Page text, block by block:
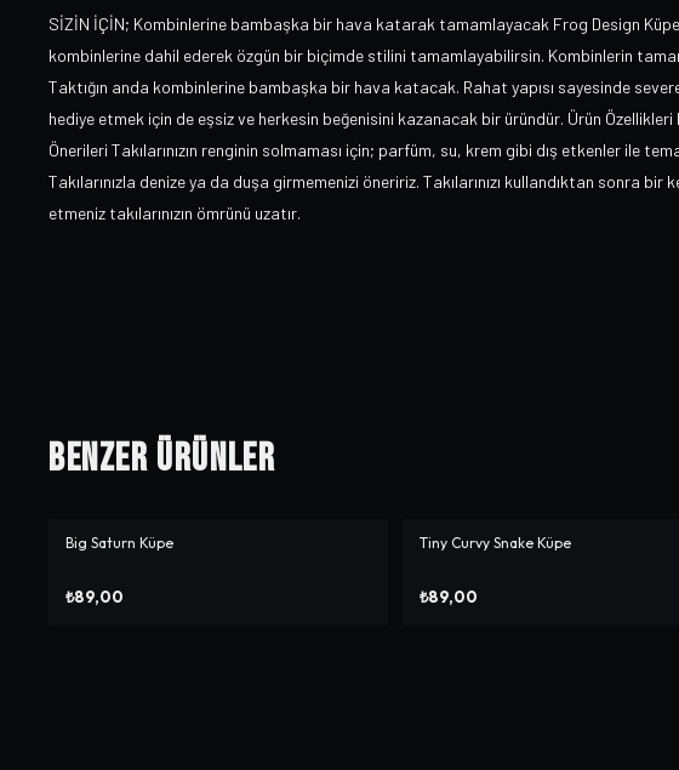
SİZİN İÇİN; Kombinlerine bambaşka bir hava katarak tamamlayacak Frog Design Küpe
kombinlerine dahil ederek özgün bir biçimde stilini tamamlayabilirsin. Kombinlerin
Taktığın anda kombinlerine bambaşka bir hava katacak. Rahat yapısı sayesinde
hediye etmek için de eşsiz ve herkesin beğenisini kazanacak bir üründür. Ürün Özellikleri
Önerileri Takılarınızın renginin solmaması için; parfüm, su, krem gibi dış etkenler ile
Takılarınızla denize ya da duşa girmemenizi öneririz. Takılarınızı kullandıktan sonra
etmeniz takılarınızın ömrünü uzatır.
Benzer Ürünler
Big Saturn Küpe
₺89,00
Tiny Curvy Snake Küpe
₺89,00